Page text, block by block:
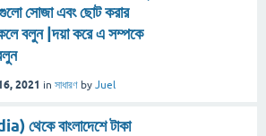
সোজা এবং ছোট করার
বলুন |দয়া করে এ সম্পকে
2021 in সাধারণ by Juel
থেকে বাংলাদেশে টাকা